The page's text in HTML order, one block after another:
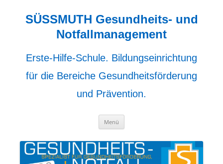
springenSÜSSMUTH Gesundheits- und
Notfallmanagement
Erste-Hilfe-Schule. Bildungseinrichtung
für die Bereiche Gesundheitsförderung
und Prävention.
Menü